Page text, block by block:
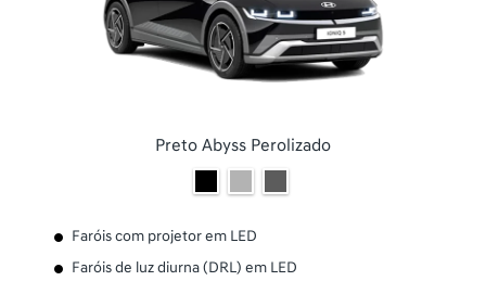
Preto Abyss Perolizado
Faróis com projetor em LED
Faróis de luz diurna (DRL) em LED